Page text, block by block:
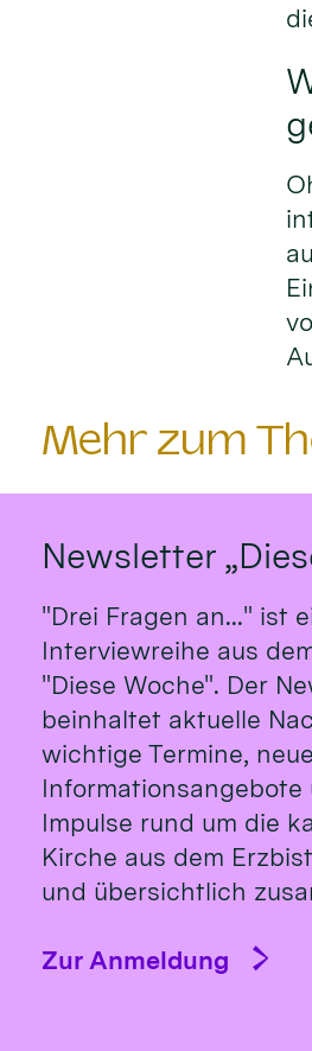
Mehr zum
Newsletter
"Drei Fragen an..." ist
Interviewreihe aus
"Diese Woche". Der
beinhaltet aktuelle
wichtige Termine, neue
Impulse rund um die
Kirche aus dem
und übersichtlich
Zur Anmeldung